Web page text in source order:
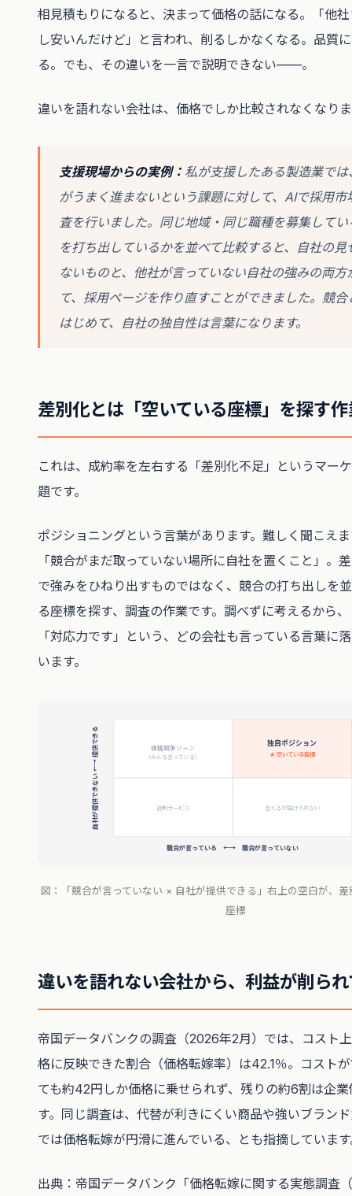
相見積もりになると、決まって価格の話になる。「他
し安いんだけど」と言われ、削るしかなくなる。品質
る。でも、その違いを一言で説明できない——。
違いを語れない会社は、価格でしか比較されなくなり
支援現場からの実例： 私が支援したある製造業で
がうまく進まないという課題に対して、AIで採用市
査を行いました。同じ地域・同じ職種を募集して
を打ち出しているかを並べて比較すると、自社の見
ないものと、他社が言っていない自社の強みの両方
て、採用ページを作り直すことができました。競合
はじめて、自社の独自性は言葉になります。
差別化とは「空いている座標」を探す
これは、成約率を左右する「差別化不足」というマー
題です。
ポジショニングという言葉があります。難しく聞こえ
「競合がまだ取っていない場所に自社を置くこと」。
で強みをひねり出すものではなく、競合の打ち出しを
る座標を探す、調査の作業です。調べずに考えるから
「対応力です」という、どの会社も言っている言葉に
います。
競合が言っている ←→ 競合が言っていない
自社が提供できない ←→ 提供できる 価格競争ゾーン
（みんな言っている）
独自ポジション
★ 空いている座標
過剰サービス 言えるが届けられない
図：「競合が言っていない × 自社が提供できる」右上の空白が、
座標
違いを語れない会社から、利益が削ら
帝国データバンクの調査（2026年2月）では、コスト
格に反映できた割合（価格転嫁率）は42.1％。コスト
ても約42円しか価格に乗せられず、残りの約6割は企
す。同じ調査は、代替が利きにくい商品や強いブラン
では価格転嫁が円滑に進んでいる、とも指摘していま
出典：帝国データバンク「価格転嫁に関する実態調査